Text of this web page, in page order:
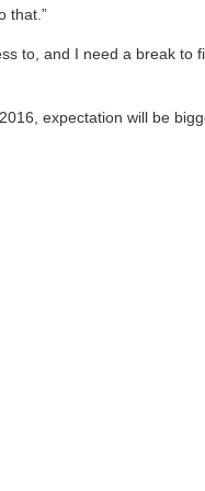
that.”
to, and I need a break to
expectation will be